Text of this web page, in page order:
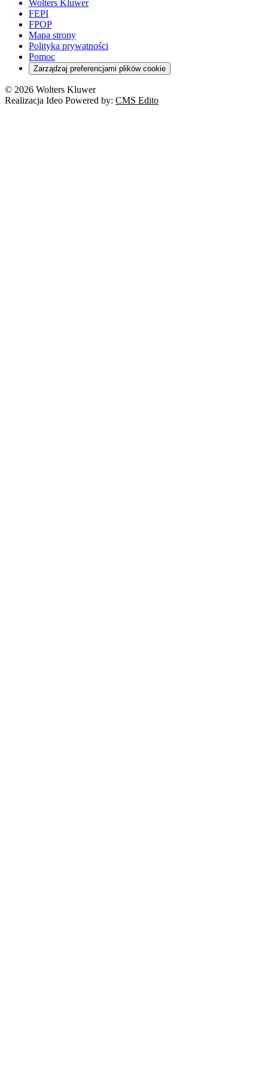
Energetyka
ESG
Kredyty
Cło
Deregulacja
Cyberbezpieczeństwo
Franczyza
Prawo autorskie
Emerytury i renty
Pacjent
Szkoła i uczeń
Turystyka
Orzeczenia
RODO
Wolters Kluwer
FEPI
FPOP
Mapa strony
Polityka prywatności
Pomoc
Zarządzaj preferencjami plików cookie
© 2026 Wolters Kluwer
Realizacja Ideo Powered by: CMS Edito